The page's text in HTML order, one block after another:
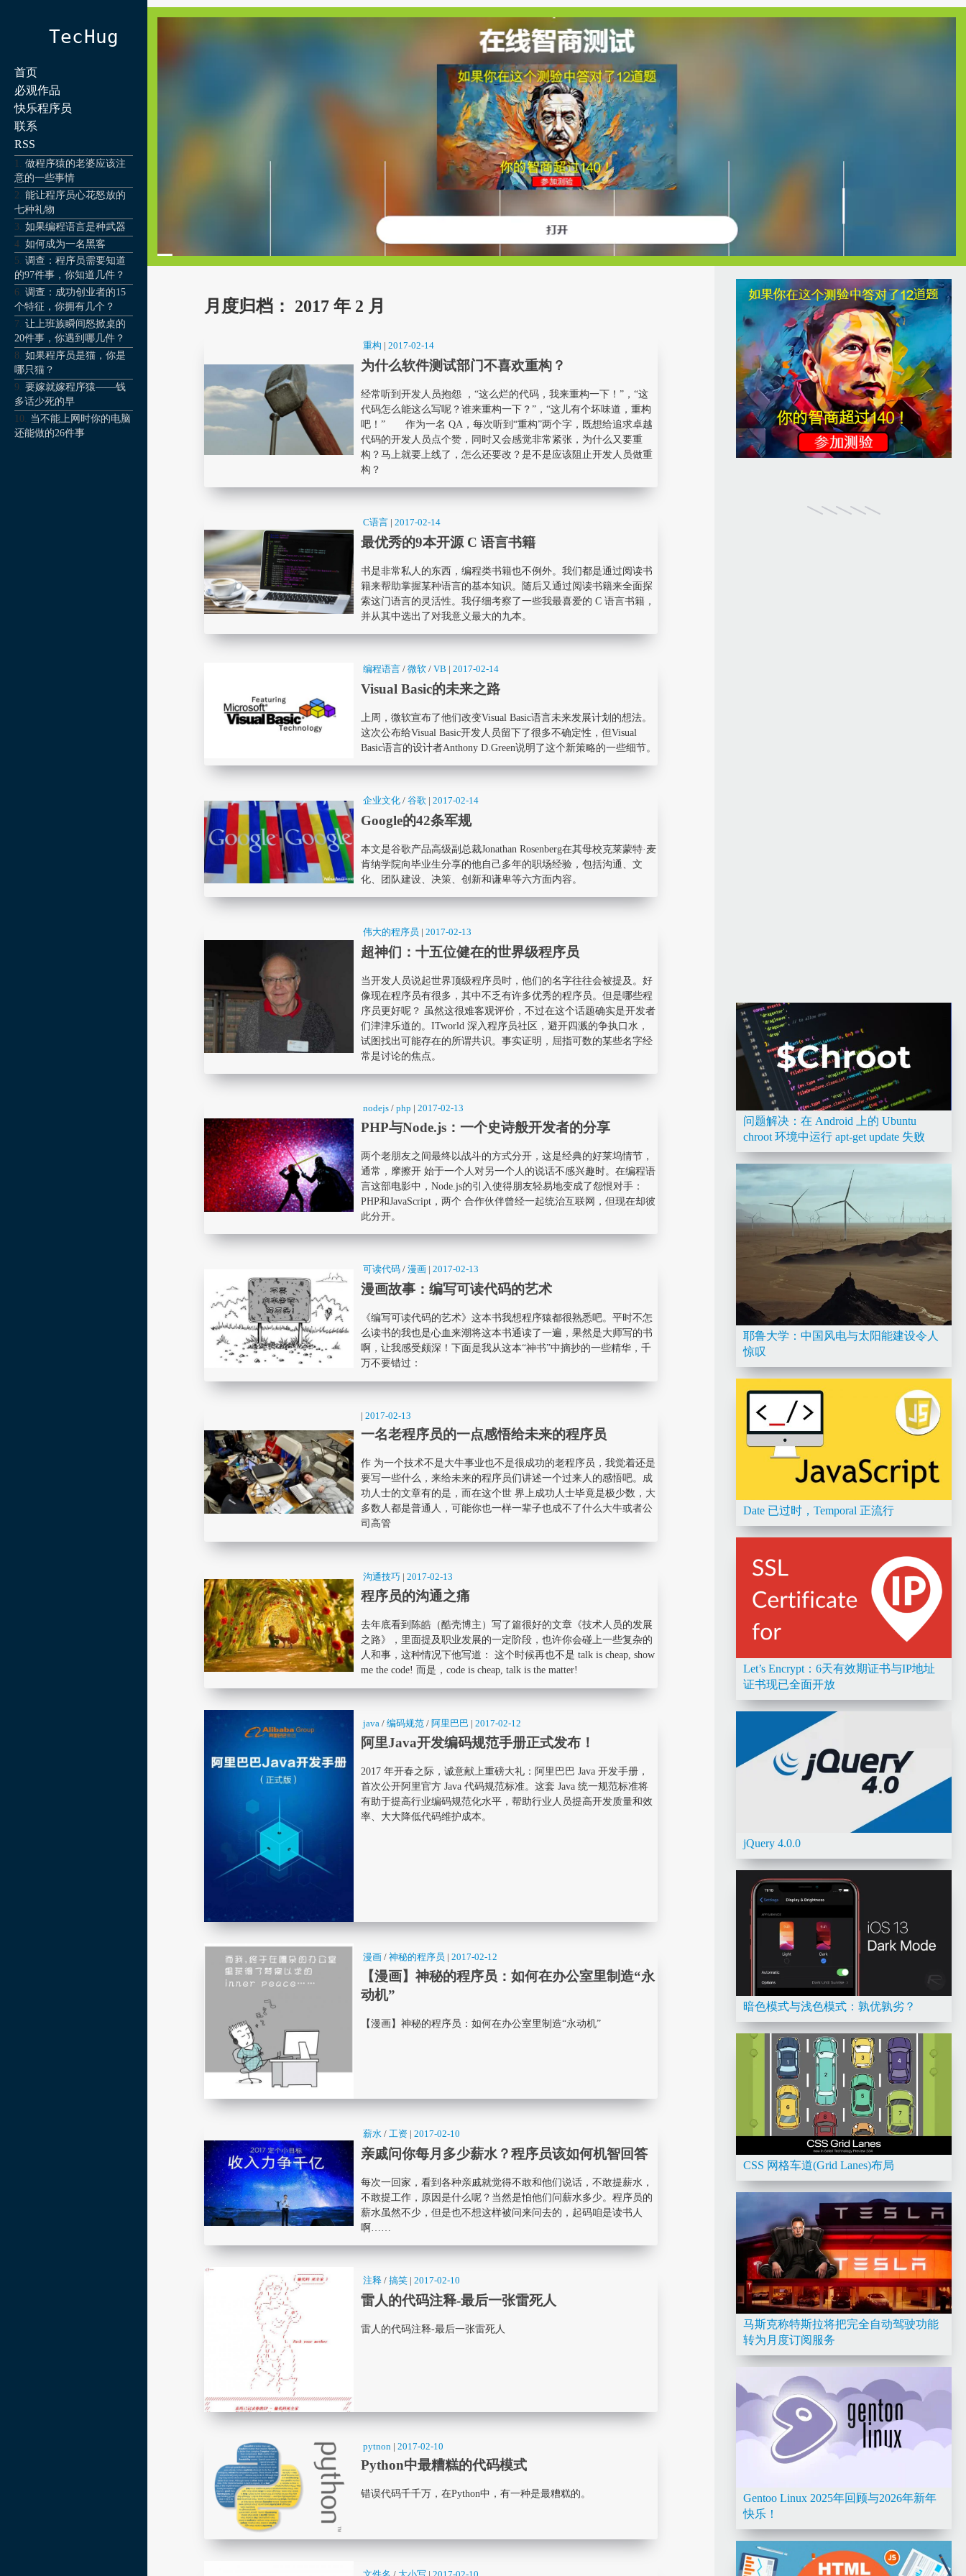
TecHug
首页
必观作品
快乐程序员
联系
RSS
做程序猿的老婆应该注
意的一些事情
能让程序员心花怒放的
七种礼物
如果编程语言是种武器
如何成为一名黑客
调查：程序员需要知道
的97件事，你知道几件？
调查：成功创业者的15
个特征，你拥有几个？
让上班族瞬间怒掀桌的
20件事，你遇到哪几件？
如果程序员是猫，你是
哪只猫？
要嫁就嫁程序猿——钱
多话少死的早
当不能上网时你的电脑
还能做的26件事
月度归档： 2017 年 2 月
重构 |2017-02-14
为什么软件测试部门不喜欢重构？
经常听到开发人员抱怨 ，“这么烂的代码，我来重构一下！”，“这
代码怎么能这么写呢？谁来重构一下？”，“这儿有个坏味道，重构
吧！” 作为一名 QA，每次听到“重构”两个字，既想给追求卓越
代码的开发人员点个赞，同时又会感觉非常紧张，为什么又要重
构？马上就要上线了，怎么还要改？是不是应该阻止开发人员做重
构？
C语言 |2017-02-14
最优秀的9本开源 C 语言书籍
书是非常私人的东西，编程类书籍也不例外。我们都是通过阅读书
籍来帮助掌握某种语言的基本知识。随后又通过阅读书籍来全面探
索这门语言的灵活性。我仔细考察了一些我最喜爱的 C 语言书籍，
并从其中选出了对我意义最大的九本。
编程语言 / 微软 / VB |2017-02-14
Visual Basic的未来之路
上周，微软宣布了他们改变Visual Basic语言未来发展计划的想法。
这次公布给Visual Basic开发人员留下了很多不确定性，但Visual
Basic语言的设计者Anthony D.Green说明了这个新策略的一些细节。
企业文化 / 谷歌 |2017-02-14
Google的42条军规
本文是谷歌产品高级副总裁Jonathan Rosenberg在其母校克莱蒙特·麦
肯纳学院向毕业生分享的他自己多年的职场经验，包括沟通、文
化、团队建设、决策、创新和谦卑等六方面内容。
伟大的程序员 |2017-02-13
超神们：十五位健在的世界级程序员
当开发人员说起世界顶级程序员时，他们的名字往往会被提及。好
像现在程序员有很多，其中不乏有许多优秀的程序员。但是哪些程
序员更好呢？ 虽然这很难客观评价，不过在这个话题确实是开发者
们津津乐道的。ITworld 深入程序员社区，避开四溅的争执口水，
试图找出可能存在的所谓共识。事实证明，屈指可数的某些名字经
常是讨论的焦点。
nodejs / php |2017-02-13
PHP与Node.js：一个史诗般开发者的分享
两个老朋友之间最终以战斗的方式分开，这是经典的好莱坞情节，
通常，摩擦开 始于一个人对另一个人的说话不感兴趣时。在编程语
言这部电影中，Node.js的引入使得朋友轻易地变成了怨恨对手：
PHP和JavaScript，两个 合作伙伴曾经一起统治互联网，但现在却彼
此分开。
可读代码 / 漫画 |2017-02-13
漫画故事：编写可读代码的艺术
《编写可读代码的艺术》这本书我想程序猿都很熟悉吧。平时不怎
么读书的我也是心血来潮将这本书通读了一遍，果然是大师写的书
啊，让我感受颇深！下面是我从这本“神书”中摘抄的一些精华，千
万不要错过：
|2017-02-13
一名老程序员的一点感悟给未来的程序员
作 为一个技术不是大牛事业也不是很成功的老程序员，我觉着还是
要写一些什么，来给未来的程序员们讲述一个过来人的感悟吧。成
功人士的文章有的是，而在这个世 界上成功人士毕竟是极少数，大
多数人都是普通人，可能你也一样一辈子也成不了什么大牛或者公
司高管
沟通技巧 |2017-02-13
程序员的沟通之痛
去年底看到陈皓（酷壳博主）写了篇很好的文章《技术人员的发展
之路》，里面提及职业发展的一定阶段，也许你会碰上一些复杂的
人和事，这种情况下他写道： 这个时候再也不是 talk is cheap, show
me the code! 而是，code is cheap, talk is the matter!
java / 编码规范 / 阿里巴巴 |2017-02-12
阿里Java开发编码规范手册正式发布！
2017 年开春之际，诚意献上重磅大礼：阿里巴巴 Java 开发手册，
首次公开阿里官方 Java 代码规范标准。这套 Java 统一规范标准将
有助于提高行业编码规范化水平，帮助行业人员提高开发质量和效
率、大大降低代码维护成本。
漫画 / 神秘的程序员 |2017-02-12
【漫画】神秘的程序员：如何在办公室里制造“永
动机”
【漫画】神秘的程序员：如何在办公室里制造“永动机”
薪水 / 工资 |2017-02-10
亲戚问你每月多少薪水？程序员该如何机智回答
每次一回家，看到各种亲戚就觉得不敢和他们说话，不敢提薪水，
不敢提工作，原因是什么呢？当然是怕他们问薪水多少。程序员的
薪水虽然不少，但是也不想这样被问来问去的，起码咱是读书人
啊……
注释 / 搞笑 |2017-02-10
雷人的代码注释-最后一张雷死人
雷人的代码注释-最后一张雷死人
pytnon |2017-02-10
Python中最糟糕的代码模式
错误代码千千万，在Python中，有一种是最糟糕的。
问题解决：在 Android 上的 Ubuntu
chroot 环境中运行 apt-get update 失败
耶鲁大学：中国风电与太阳能建设令人
惊叹
Date 已过时，Temporal 正流行
Let’s Encrypt：6天有效期证书与IP地址
证书现已全面开放
jQuery 4.0.0
暗色模式与浅色模式：孰优孰劣？
CSS 网格车道(Grid Lanes)布局
马斯克称特斯拉将把完全自动驾驶功能
转为月度订阅服务
Gentoo Linux 2025年回顾与2026年新年
快乐！